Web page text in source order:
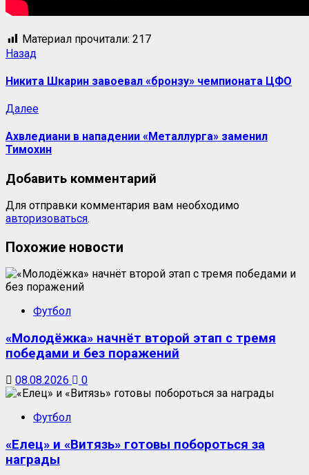
Материал прочитали: 217
Назад
Никита Шкарин завоевал «бронзу» чемпионата ЦФО
Далее
Ахвледиани в нападении «Металлурга» заменил
Тимохин
Добавить комментарий
Для отправки комментария вам необходимо
авторизоваться.
Похожие новости
Футбол
«Молодёжка» начнёт второй этап с тремя
победами и без поражений
08.08.2026 0
Футбол
«Елец» и «Витязь» готовы побороться за
награды